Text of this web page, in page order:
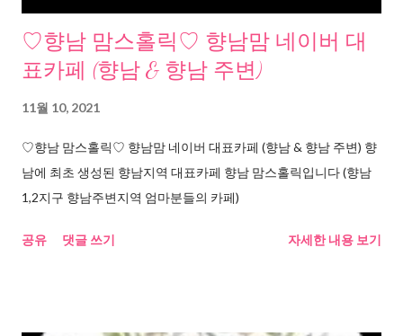
♡향남 맘스홀릭♡ 향남맘 네이버 대
표카페 (향남 & 향남 주변)
11월 10, 2021
♡향남 맘스홀릭♡ 향남맘 네이버 대표카페 (향남 & 향남 주변) 향
남에 최초 생성된 향남지역 대표카페 향남 맘스홀릭입니다 (향남
1,2지구 향남주변지역 엄마분들의 카페)
공유 댓글 쓰기 자세한 내용 보기